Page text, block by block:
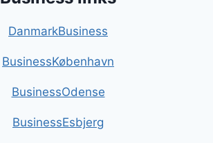
DanmarkBusiness
BusinessKøbenhavn
BusinessOdense
BusinessEsbjerg